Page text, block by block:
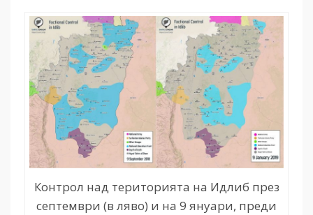
Контрол над територията на Идлиб през
септември (в ляво) и на 9 януари, преди